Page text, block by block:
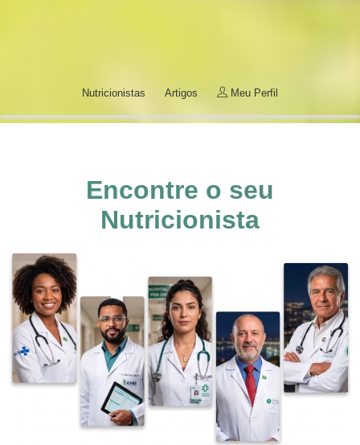
Nutricionistas Artigos Meu Perfil
Encontre o seu
Nutricionista